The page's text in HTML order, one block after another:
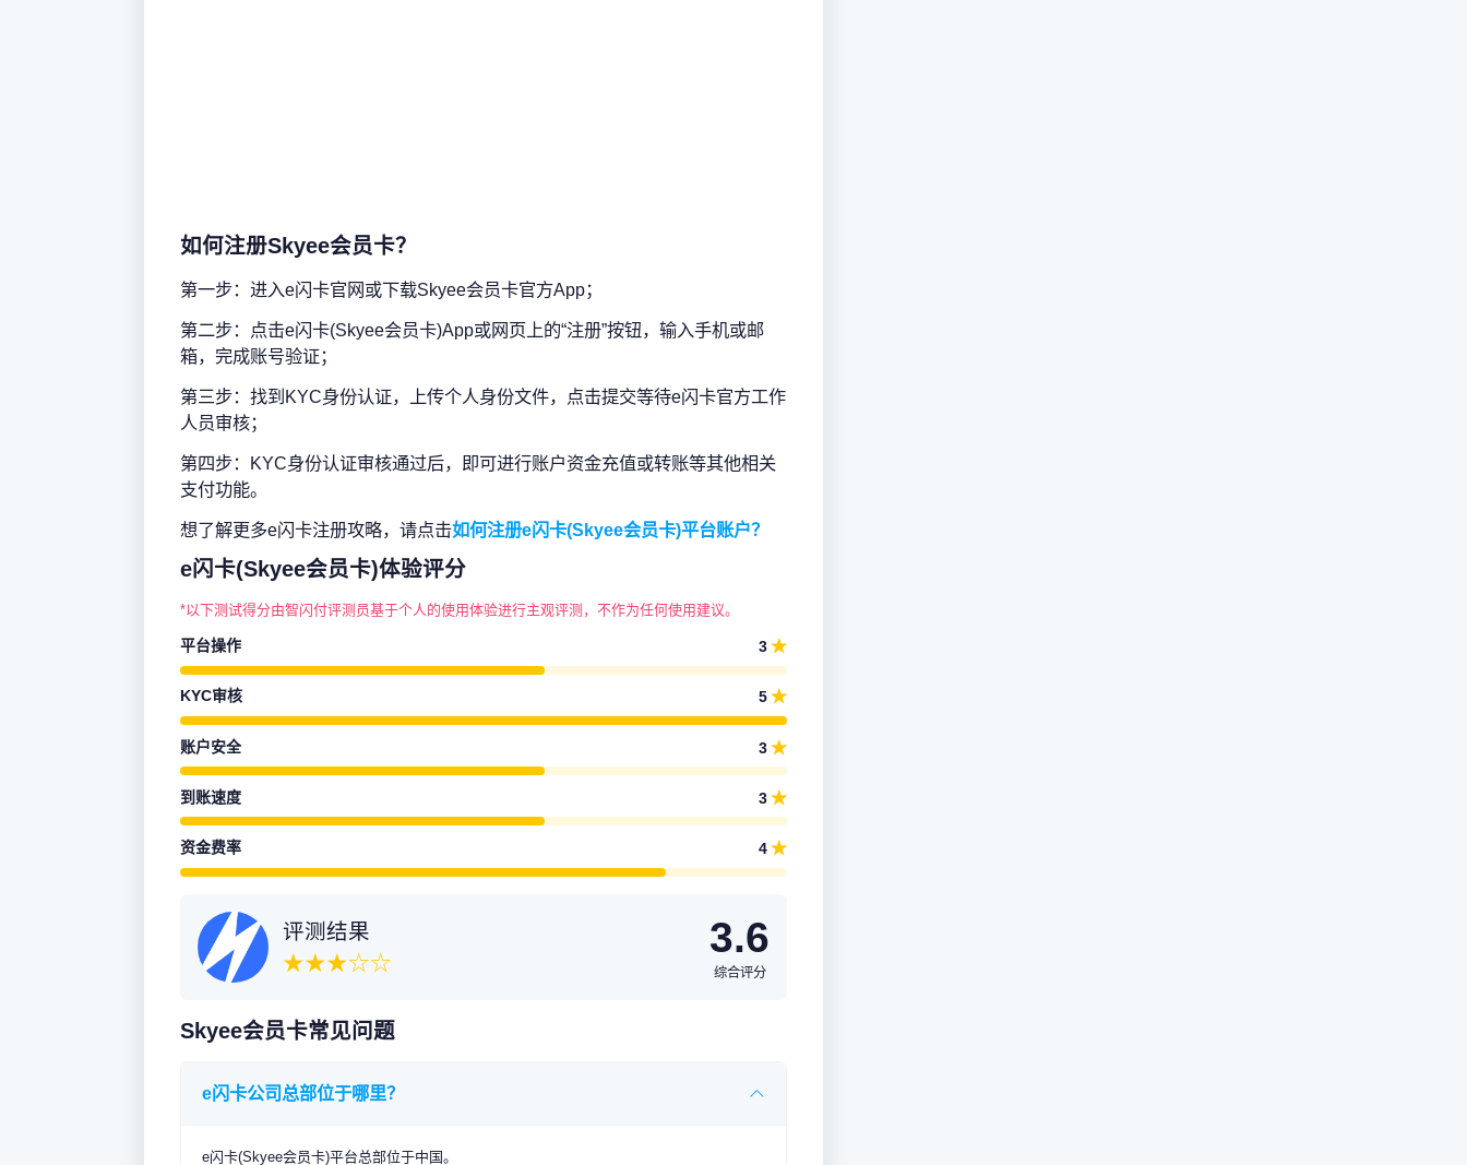
如何注册Skyee会员卡？
第一步：进入e闪卡官网或下载Skyee会员卡官方App；
第二步：点击e闪卡(Skyee会员卡)App或网页上的“注册”按钮，输入手机或邮
箱，完成账号验证；
第三步：找到KYC身份认证，上传个人身份文件，点击提交等待e闪卡官方工作
人员审核；
第四步：KYC身份认证审核通过后，即可进行账户资金充值或转账等其他相关
支付功能。
想了解更多e闪卡注册攻略，请点击如何注册e闪卡(Skyee会员卡)平台账户？
e闪卡(Skyee会员卡)体验评分
*以下测试得分由智闪付评测员基于个人的使用体验进行主观评测，不作为任何使用建议。
平台操作 3 ★
KYC审核 5 ★
账户安全 3 ★
到账速度 3 ★
资金费率 4 ★
评测结果
★★★☆☆
3.6
综合评分
Skyee会员卡常见问题
e闪卡公司总部位于哪里？
e闪卡(Skyee会员卡)平台总部位于中国。